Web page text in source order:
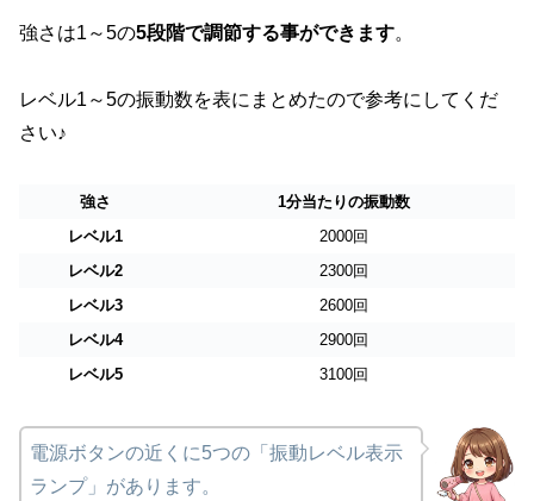
強さは1～5の5段階で調節する事ができます。
レベル1～5の振動数を表にまとめたので参考にしてくだ
さい♪
強さ
1分当たりの振動数
レベル1
2000回
レベル2
2300回
レベル3
2600回
レベル4
2900回
レベル5
3100回
電源ボタンの近くに5つの「振動レベル表示
ランプ」があります。